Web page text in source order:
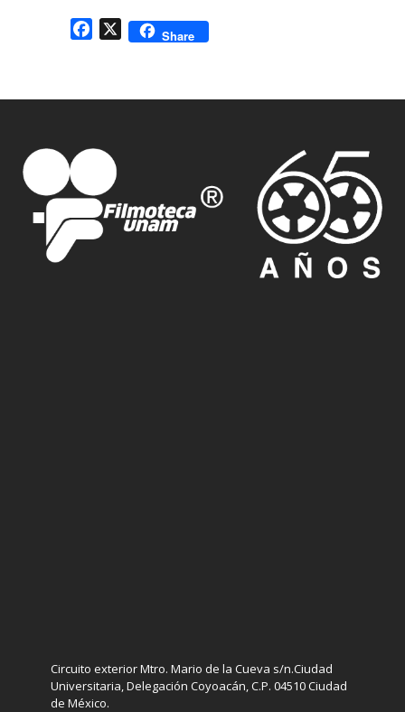
Facebook
X Share
Circuito exterior Mtro. Mario de la Cueva s/n.Ciudad
Universitaria, Delegación Coyoacán, C.P. 04510 Ciudad
de México.